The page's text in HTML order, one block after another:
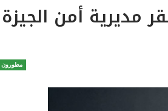
مديرية أمن الجيزة
مطورون